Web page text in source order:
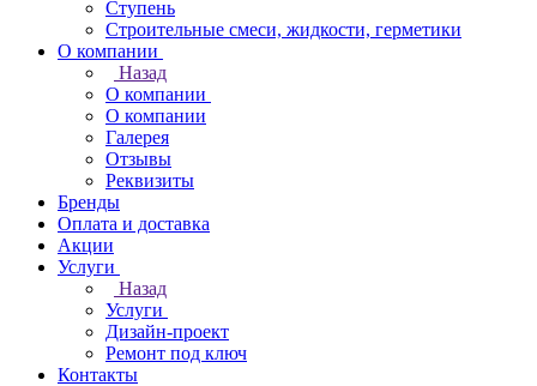
Ступень
Строительные смеси, жидкости, герметики
О компании
Назад
О компании
О компании
Галерея
Отзывы
Реквизиты
Бренды
Оплата и доставка
Акции
Услуги
Назад
Услуги
Дизайн-проект
Ремонт под ключ
Контакты